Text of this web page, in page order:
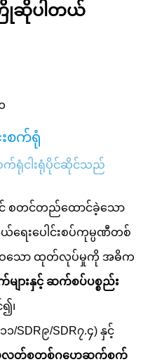
ကြိုဆိုပါတယ်
းစက်ရုံ
စက်ရုံငါးရုံပိုင်ဆိုင်သည်
င် စတင်တည်ထောင်ခဲ့သော
ေးပေါင်းစပ်ကုမ္ပဏီတစ်
သော ထုတ်လုပ်မှုကို အဓိက
များနှင့် ဆက်စပ်ပစ္စည်း
၊
၁/SDR၉/SDR၇.၄) နှင့်
လတ်စတစ်ဂဟေဆက်စက်